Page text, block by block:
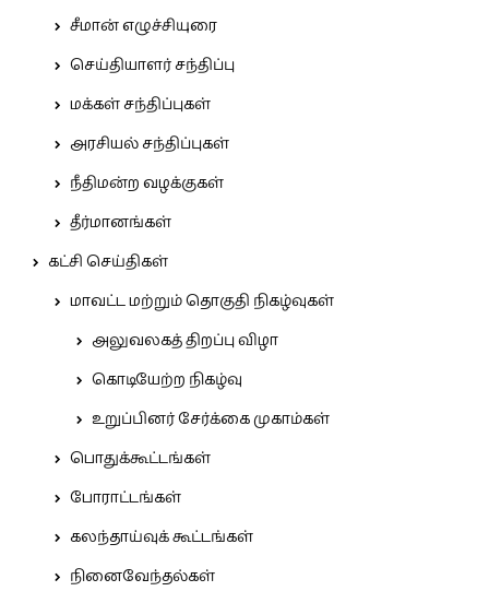
சீமான் எழுச்சியுரை
செய்தியாளர் சந்திப்பு
மக்கள் சந்திப்புகள்
அரசியல் சந்திப்புகள்
நீதிமன்ற வழக்குகள்
தீர்மானங்கள்
கட்சி செய்திகள்
மாவட்ட மற்றும் தொகுதி நிகழ்வுகள்
அலுவலகத் திறப்பு விழா
கொடியேற்ற நிகழ்வு
உறுப்பினர் சேர்க்கை முகாம்கள்
பொதுக்கூட்டங்கள்
போராட்டங்கள்
கலந்தாய்வுக் கூட்டங்கள்
நினைவேந்தல்கள்